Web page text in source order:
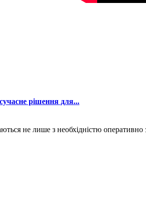
рішення для...
не лише з необхідністю оперативно